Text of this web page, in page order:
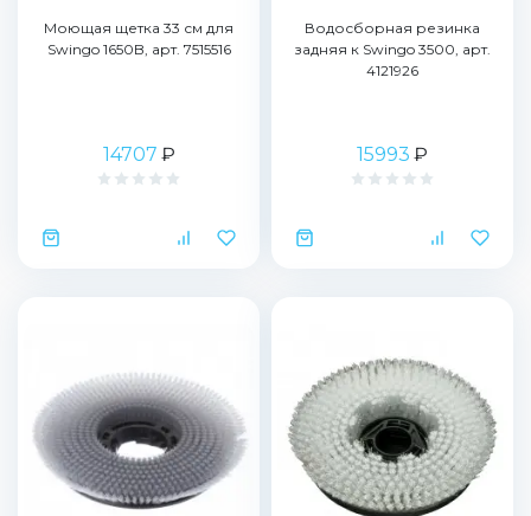
Моющая щетка 33 см для
Swingo 1650B, арт. 7515516
14707 ₽
Водосборная резинка
задняя к Swingo 3500, арт.
4121926
15993 ₽